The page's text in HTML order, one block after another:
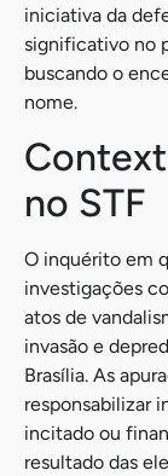
iniciativa da
significativo no
buscando o
nome.
no STF
O inquérito em
investigações
atos de
invasão e
Brasília. As
responsabilizar
incitado ou
resultado das